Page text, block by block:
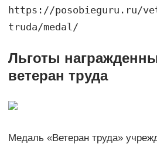
https://posobieguru.ru/
truda/medal/
Льготы
ветеран труда
Медаль «Ветеран труда»